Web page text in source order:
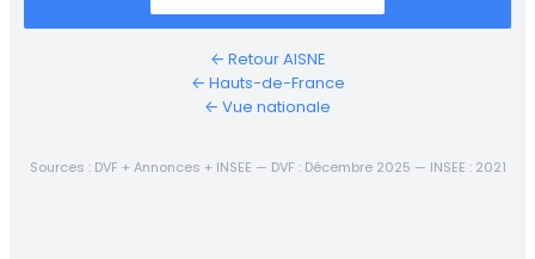
← Retour AISNE
← Hauts-de-France
← Vue nationale
Sources : DVF + Annonces + INSEE — DVF : Décembre 2025 — INSEE : 2021